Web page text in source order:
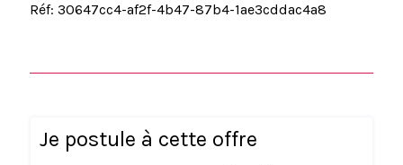
Réf: 30647cc4-af2f-4b47-87b4-1ae3cddac4a8
Je postule à cette offre